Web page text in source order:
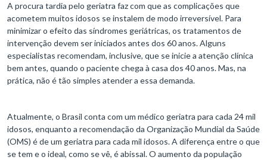
A procura tardia pelo geriatra faz com que as complicações que
acometem muitos idosos se instalem de modo irreversível. Para
minimizar o efeito das síndromes geriátricas, os tratamentos de
intervenção devem ser iniciados antes dos 60 anos. Alguns
especialistas recomendam, inclusive, que se inicie a atenção clínica
bem antes, quando o paciente chega à casa dos 40 anos. Mas, na
prática, não é tão simples atender a essa demanda.
Atualmente, o Brasil conta com um médico geriatra para cada 24 mil
idosos, enquanto a recomendação da Organização Mundial da Saúde
(OMS) é de um geriatra para cada mil idosos. A diferença entre o que
se tem e o ideal, como se vê, é abissal. O aumento da população